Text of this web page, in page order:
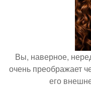
Вы, наверное,
очень преображает
его